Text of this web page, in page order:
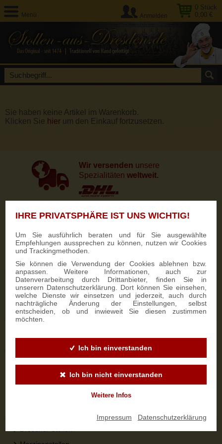
IHRE PRIVATSPHÄRE IST UNS WICHTIG!
Um Sie ausführlich beraten und für Sie ausgewählte
Empfehlungen aussprechen zu können, nutzen wir Cookies
und Trackingmethoden.
Sie können die Verwendung der Cookies ablehnen bzw.
anpassen. Weitere Informationen, auch zur
Datenverarbeitung durch Drittanbieter, finden Sie in
unserern Datenschutzerklärung. Dort können Sie einsehen,
welche Dienste wir einsetzen und jederzeit, auch durch
nachträgliche Änderung der Einstellungen, selbst
entscheiden, ob und inwieweit Sie diesen zustimmen
möchten.
Ich bin einverstanden
Ich bin nicht einverstanden
Weitere Infos
Impressum Datenschutzerklärung
Menü
0 Stück
0,00 €
Anmelden
Sie haben keine Artikel im Warenkorb.
Klicken Sie hier um den Einkauf fortzusetzen.
Wir versenden unsere
Spezialitäten weltweit.
Unsere
NEWSLETTER-ANMELDUNG
SIGN UP
Zahlungsarten